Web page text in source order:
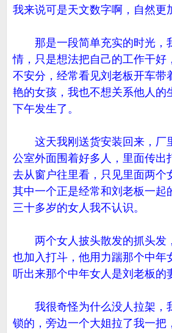
我来说可是天文数字啊，自然更
那是一段简单充实的时光，
情，只是想法把自己的工作干好
不安分，经常看见刘老板开车带
艳的女孩，我也不想关系他人的
下午发生了。
这天我刚送货安装回来，厂
公室外面围着好多人，里面传出
去从窗户往里看，只见里面两个
其中一个正是经常和刘老板一起
三十多岁的女人我不认识。
两个女人披头散发的抓头发
也加入打斗，他用力踹那个中年
听出来那个中年女人是刘老板的
我很奇怪为什么没人拉架，
锁的，旁边一个大姐拉了我一把